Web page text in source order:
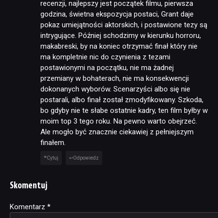
recenzji, najlepszy jest początek filmu, pierwsza
godzina, świetna ekspozycja postaci, Grant daje
pokaz umiejątności aktorskich, i postawione tezy są
intrygujące. Później schodzimy w kierunku horroru,
makabreski, by na koniec otrzymać finał który nie
ma kompletnie nic do czynienia z tezami
postawionymi na początku, nie ma żadnej
przemiany w bohaterach, nie ma konsekwencji
dokonanych wyborów. Scenarzyści albo się nie
postarali, albo finał został zmodyfikowany. Szkoda,
bo gdyby nie te słabe ostatnie kadry, ten film byłby w
moim top 3 tego roku. Na pewno warto obejrzeć.
Ale mogło być znacznie ciekawiej z pełniejszym
finałem.
Cytuj Odpowiedz
Skomentuj
Komentarz *
Alternative: